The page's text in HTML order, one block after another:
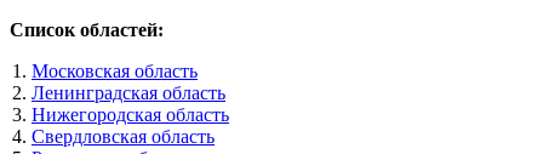
Список областей:
Московская область
Ленинградская область
Нижегородская область
Свердловская область